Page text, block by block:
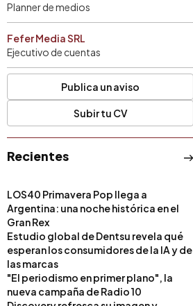
Planner de medios
Fefer Media SRL
Ejecutivo de cuentas
Publica un aviso
Subir tu CV
Recientes
LOS40 Primavera Pop llega a
Argentina: una noche histórica en el
Gran Rex
Estudio global de Dentsu revela qué
esperan los consumidores de la IA y de
las marcas
"El periodismo en primer plano", la
nueva campaña de Radio 10